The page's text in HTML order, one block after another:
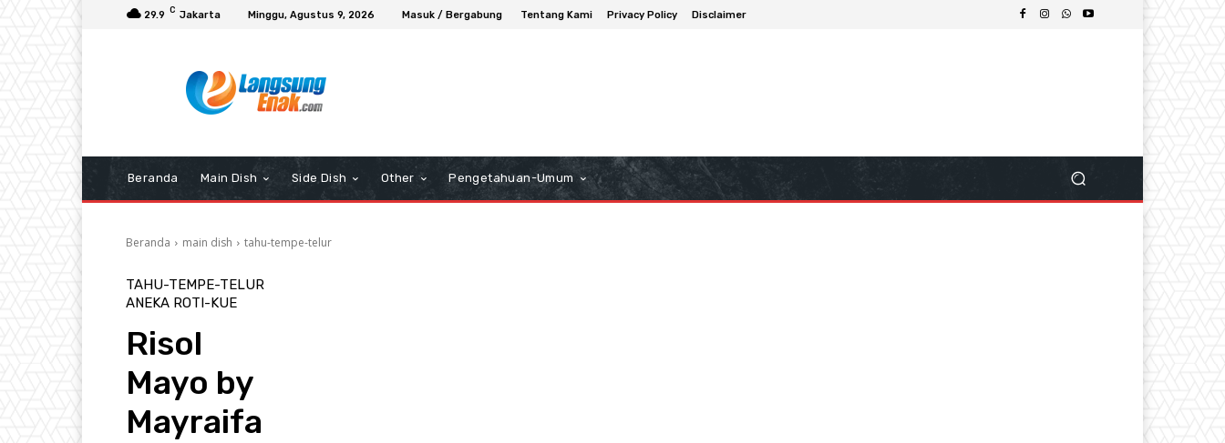
29.9 C Jakarta Minggu, Agustus 9, 2026 Masuk / Bergabung Tentang Kami Privacy Policy Disclaimer
Beranda Main Dish Side Dish Other Pengetahuan-Umum
Beranda main dish tahu-tempe-telur
TAHU-TEMPE-TELUR
ANEKA ROTI-KUE
Risol
Mayo by
Mayraifa